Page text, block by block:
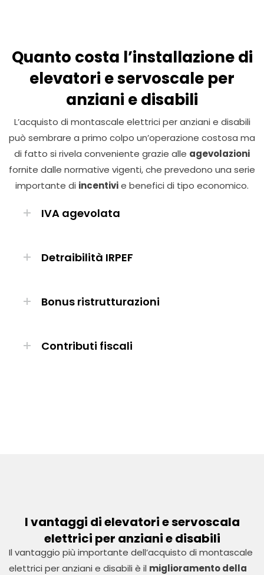
Quanto costa l’installazione di
elevatori e servoscale per
anziani e disabili
L’acquisto di montascale elettrici per anziani e disabili
può sembrare a primo colpo un’operazione costosa ma
di fatto si rivela conveniente grazie alle agevolazioni
fornite dalle normative vigenti, che prevedono una serie
importante di incentivie benefici di tipo economico.
IVA agevolata
Detraibilità IRPEF
Bonus ristrutturazioni
Contributi fiscali
I vantaggi di elevatori e servoscala
elettrici per anziani e disabili
Il vantaggio più importante dell’acquisto di montascale
elettrici per anziani e disabili è il miglioramento della